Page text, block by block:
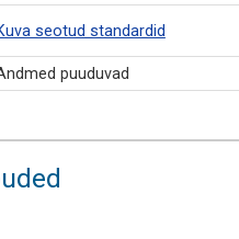
seotud standardid
puuduvad